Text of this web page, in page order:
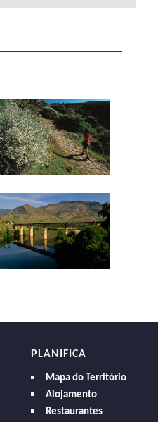
PLANIFICA
Mapa do Território
Alojamento
Restaurantes